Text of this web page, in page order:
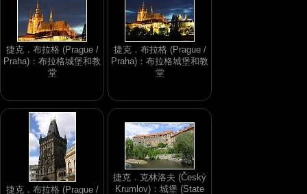
捷克．布拉格 (Prague /
Praha)：布拉格城堡和教
堂
捷克．布拉格 (Prague /
Praha)：布拉格城堡和教
堂
捷克．布拉格 (Prague /
捷克．克林洛夫 (Český
Krumlov)：城堡 (State